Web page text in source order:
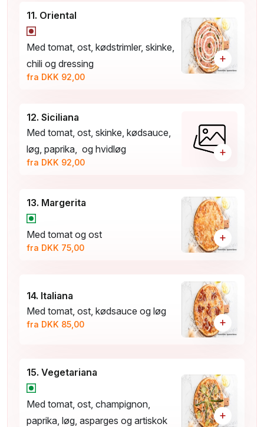
11. Oriental
Med tomat, ost, kødstrimler, skinke,
chili og dressing
fra DKK 92,00
+
12. Siciliana
Med tomat, ost, skinke, kødsauce,
løg, paprika, og hvidløg
fra DKK 92,00
+
13. Margerita
Med tomat og ost
fra DKK 75,00
+
14. Italiana
Med tomat, ost, kødsauce og løg
fra DKK 85,00 +
15. Vegetariana
Med tomat, ost, champignon,
paprika, løg, asparges og artiskok
+